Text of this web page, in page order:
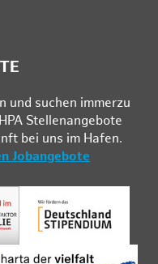
und su­chen im­mer­zu
Stel­len­an­ge­bo­te
bei uns im Ha­fen.
Jobangebote